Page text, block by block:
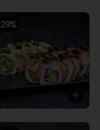
29%